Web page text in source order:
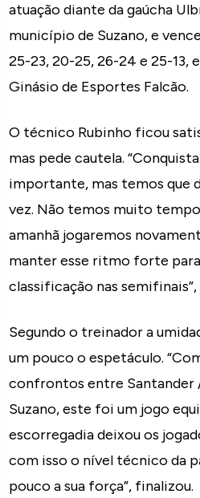
atuação diante da gaúcha
município de Suzano, e
25-23, 20-25, 26-24 e 25-13,
Ginásio de Esportes Falcão.
O técnico Rubinho ficou
mas pede cautela.
importante, mas temos que
vez. Não temos muito
amanhã jogaremos
manter esse ritmo forte
classificação nas semifinais”,
Segundo o treinador a
um pouco o espetáculo.
confrontos entre Santander
Suzano, este foi um jogo
escorregadia deixou os
com isso o nível técnico da
pouco a sua força”, finalizou.